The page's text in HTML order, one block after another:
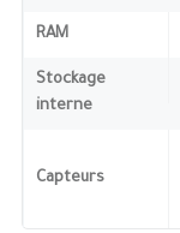
RAM
Stockage
interne
Capteurs